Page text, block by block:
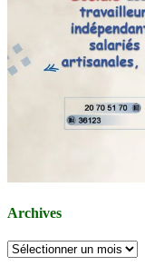
Archives
Archives